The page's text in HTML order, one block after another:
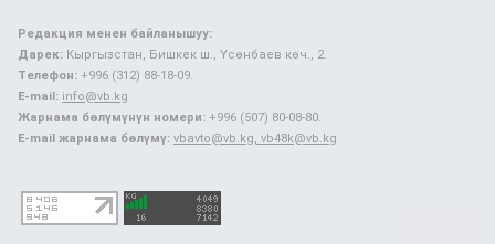
Редакция менен байланышуу:
Дарек: Кыргызстан, Бишкек ш., Үсөнбаев көч., 2.
Телефон: +996 (312) 88-18-09.
E-mail: info@vb.kg
Жарнама бөлүмүнүн номери: +996 (507) 80-08-80.
E-mail жарнама бөлүмү: vbavto@vb.kg, vb48k@vb.kg